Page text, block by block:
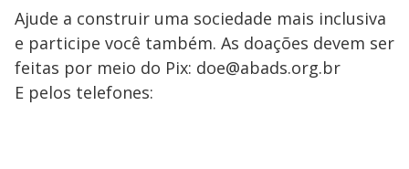
Ajude a construir uma sociedade mais inclusiva
e participe você também. As doações devem ser
feitas por meio do Pix: doe@abads.org.br
E pelos telefones: